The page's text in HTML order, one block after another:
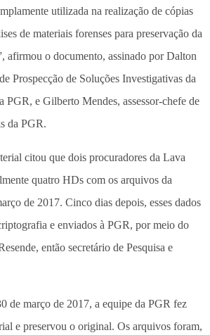
utilizada na realização de cópias
de materiais forenses para preservação da
afirmou o documento, assinado por Dalton
Prospecção de Soluções Investigativas da
PGR, e Gilberto Mendes, assessor-chefe de
da PGR.
citou que dois procuradores da Lava
quatro HDs com os arquivos da
de 2017. Cinco dias depois, esses dados
e enviados à PGR, por meio do
então secretário de Pesquisa e
de março de 2017, a equipe da PGR fez
e preservou o original. Os arquivos foram,